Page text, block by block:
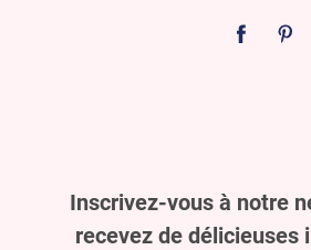
Inscrivez-vous à notre
recevez de délicieuses